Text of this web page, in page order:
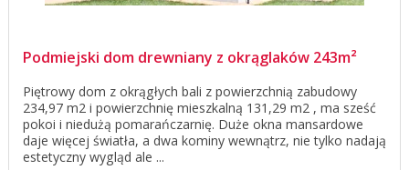
Podmiejski dom drewniany z okrąglaków 243m²
Piętrowy dom z okrągłych bali z powierzchnią zabudowy
234,97 m2 i powierzchnię mieszkalną 131,29 m2 , ma sześć
pokoi i niedużą pomarańczarnię. Duże okna mansardowe
daje więcej światła, a dwa kominy wewnątrz, nie tylko nadają
estetyczny wygląd ale ...